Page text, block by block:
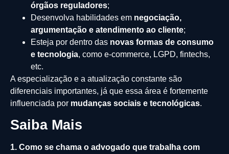
órgãos reguladores;
Desenvolva habilidades em negociação,
argumentação e atendimento ao cliente;
Esteja por dentro das novas formas de consumo
e tecnologia, como e-commerce, LGPD, fintechs,
etc.
A especialização e a atualização constante são
diferenciais importantes, já que essa área é fortemente
influenciada por mudanças sociais e tecnológicas.
Saiba Mais
1. Como se chama o advogado que trabalha com